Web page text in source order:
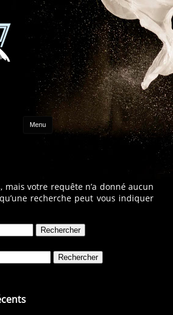
Menu Aller au contenu
mais votre requête n’a donné aucun
recherche peut vous indiquer